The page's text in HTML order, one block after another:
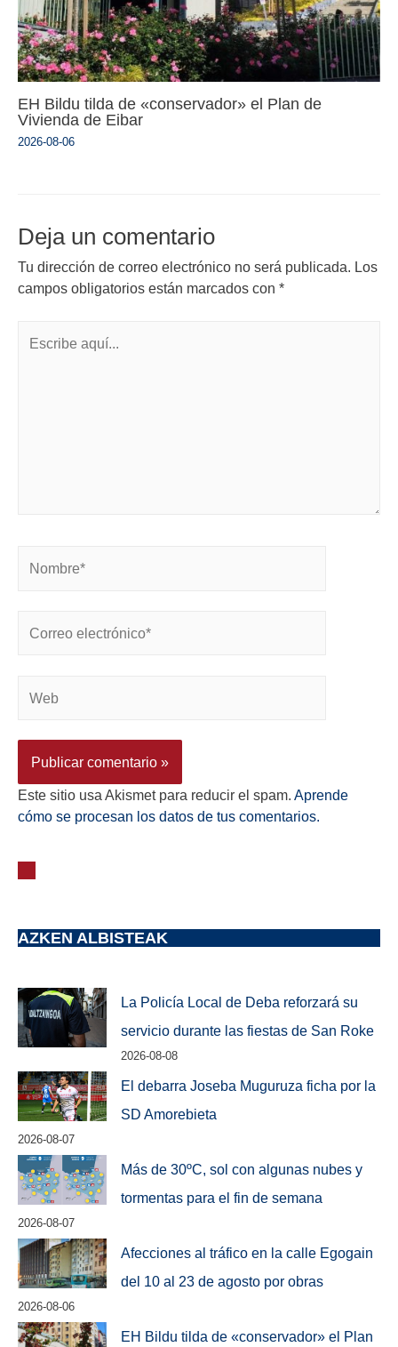
EH Bildu tilda de «conservador» el Plan de
Vivienda de Eibar
2026-08-06
Deja un comentario
Tu dirección de correo electrónico no será publicada. Los
campos obligatorios están marcados con *
Este sitio usa Akismet para reducir el spam. Aprende
cómo se procesan los datos de tus comentarios.
AZKEN ALBISTEAK
La Policía Local de Deba reforzará su
servicio durante las fiestas de San Roke
2026-08-08
El debarra Joseba Muguruza ficha por la
SD Amorebieta
2026-08-07
Más de 30ºC, sol con algunas nubes y
tormentas para el fin de semana
2026-08-07
Afecciones al tráfico en la calle Egogain
del 10 al 23 de agosto por obras
2026-08-06
EH Bildu tilda de «conservador» el Plan